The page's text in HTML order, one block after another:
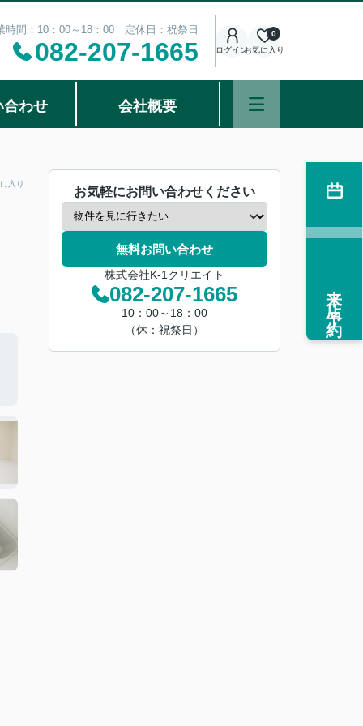
時間：10：00～18：00 定休日：祝祭日
082-207-1665 ログインお気に入り
0
合わせ 会社概要
入り
お気軽にお問い合わせください
無料お問い合わせ
株式会社K-1クリエイト
082-207-1665
10：00～18：00
（休：祝祭日）
来店予約